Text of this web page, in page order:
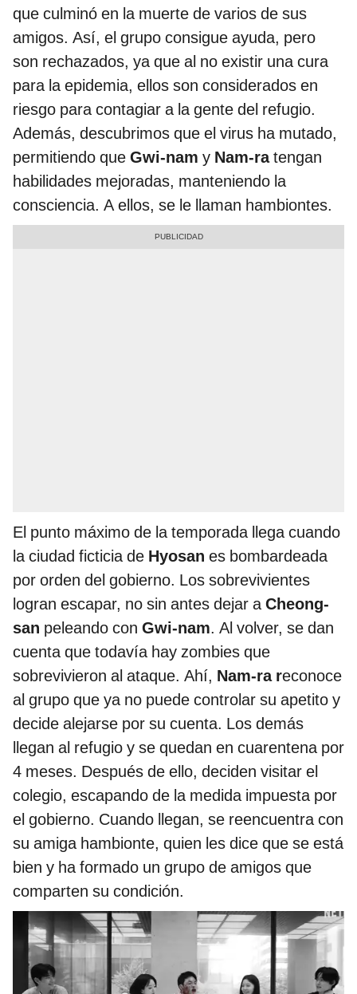
que culminó en la muerte de varios de sus
amigos. Así, el grupo consigue ayuda, pero
son rechazados, ya que al no existir una cura
para la epidemia, ellos son considerados en
riesgo para contagiar a la gente del refugio.
Además, descubrimos que el virus ha mutado,
permitiendo que Gwi-nam y Nam-ratengan
habilidades mejoradas, manteniendo la
consciencia. A ellos, se le llaman hambiontes.
El punto máximo de la temporada llega cuando
la ciudad ficticia de Hyosan es bombardeada
por orden del gobierno. Los sobrevivientes
logran escapar, no sin antes dejar aCheong-
san peleando con Gwi-nam. Al volver, se dan
cuenta que todavía hay zombies que
sobrevivieron al ataque. Ahí, Nam-ra reconoce
al grupo que ya no puede controlar su apetito y
decide alejarse por su cuenta. Los demás
llegan al refugio y se quedan en cuarentena por
4 meses. Después de ello, deciden visitar el
colegio, escapando de la medida impuesta por
el gobierno. Cuando llegan, se reencuentra con
su amiga hambionte, quien les dice que se está
bien y ha formado un grupo de amigos que
comparten su condición.